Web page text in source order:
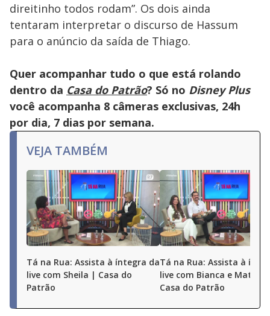
direitinho todos rodam”. Os dois ainda
tentaram interpretar o discurso de Hassum
para o anúncio da saída de Thiago.
Quer acompanhar tudo o que está rolando
dentro da Casa do Patrão? Só no Disney Plus
você acompanha 8 câmeras exclusivas, 24h
por dia, 7 dias por semana.
VEJA TAMBÉM
Tá na Rua: Assista à íntegra da
live com Sheila | Casa do
Patrão
Tá na Rua: Assista à
live com Bianca e
Casa do Patrão